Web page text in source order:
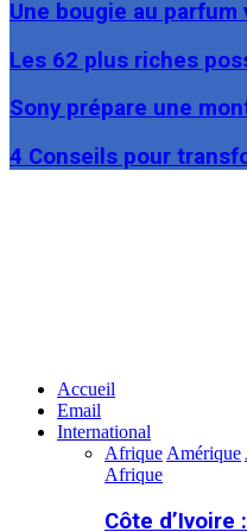
Une bougie au
Les 62 plus riches
Sony prépare une
4 Conseils pour
Accueil
Email
International
Afrique Amérique
Afrique
Côte